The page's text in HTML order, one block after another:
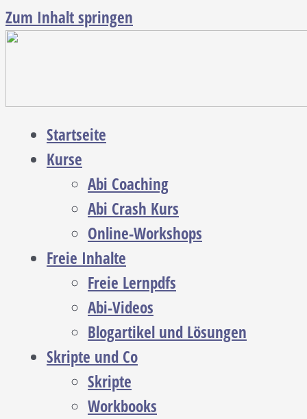
Zum Inhalt springen
Startseite
Kurse
Abi Coaching
Abi Crash Kurs
Online-Workshops
Freie Inhalte
Freie Lernpdfs
Abi-Videos
Blogartikel und Lösungen
Skripte und Co
Skripte
Workbooks